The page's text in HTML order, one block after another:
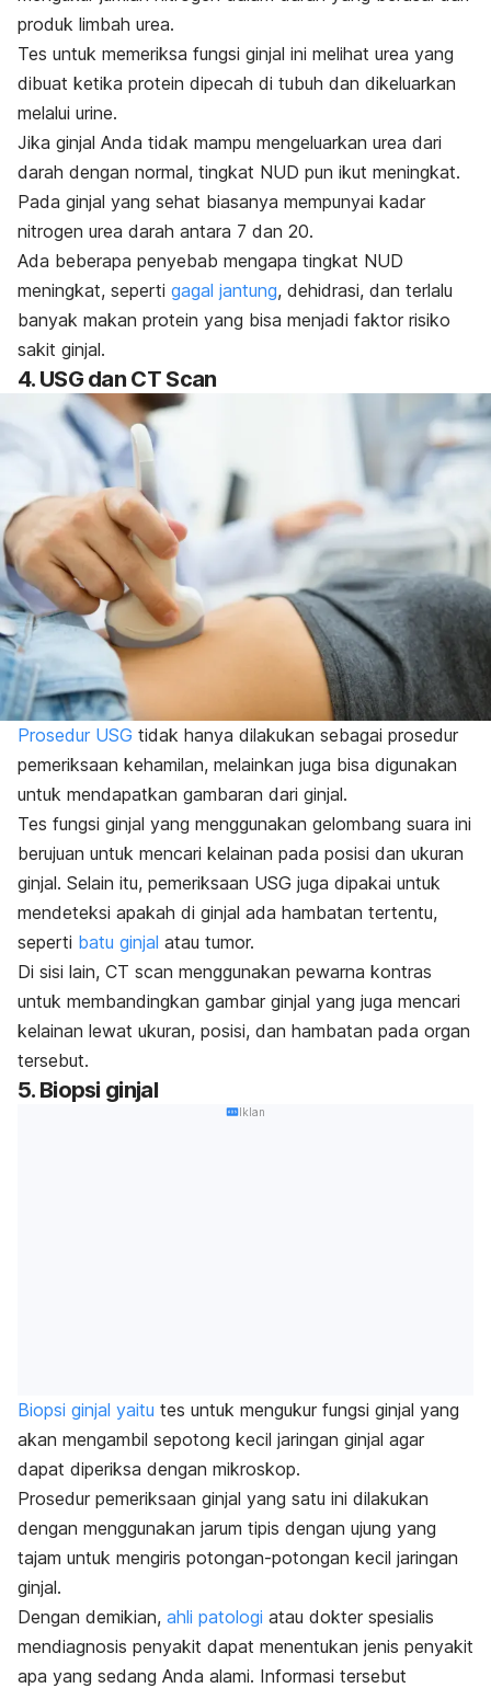
produk limbah urea.
Tes untuk memeriksa fungsi ginjal ini melihat urea yang
dibuat ketika protein dipecah di tubuh dan dikeluarkan
melalui urine.
Jika ginjal Anda tidak mampu mengeluarkan urea dari
darah dengan normal, tingkat NUD pun ikut meningkat.
Pada ginjal yang sehat biasanya mempunyai kadar
nitrogen urea darah antara 7 dan 20.
Ada beberapa penyebab mengapa tingkat NUD
meningkat, seperti gagal jantung, dehidrasi, dan terlalu
banyak makan protein yang bisa menjadi faktor risiko
sakit ginjal.
4. USG dan CT Scan
Prosedur USG tidak hanya dilakukan sebagai prosedur
pemeriksaan kehamilan, melainkan juga bisa digunakan
untuk mendapatkan gambaran dari ginjal.
Tes fungsi ginjal yang menggunakan gelombang suara ini
berujuan untuk mencari kelainan pada posisi dan ukuran
ginjal. Selain itu, pemeriksaan USG juga dipakai untuk
mendeteksi apakah di ginjal ada hambatan tertentu,
seperti batu ginjal atau tumor.
Di sisi lain, CT scan menggunakan pewarna kontras
untuk membandingkan gambar ginjal yang juga mencari
kelainan lewat ukuran, posisi, dan hambatan pada organ
tersebut.
5. Biopsi ginjal
Iklan
Biopsi ginjal yaitu tes untuk mengukur fungsi ginjal yang
akan mengambil sepotong kecil jaringan ginjal agar
dapat diperiksa dengan mikroskop.
Prosedur pemeriksaan ginjal yang satu ini dilakukan
dengan menggunakan jarum tipis dengan ujung yang
tajam untuk mengiris potongan-potongan kecil jaringan
ginjal.
Dengan demikian, ahli patologi atau dokter spesialis
mendiagnosis penyakit dapat menentukan jenis penyakit
apa yang sedang Anda alami. Informasi tersebut